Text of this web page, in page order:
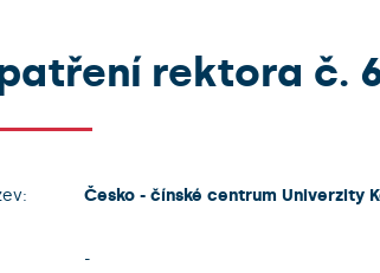
rektora č.
Česko - čínské centrum Univerzity
-